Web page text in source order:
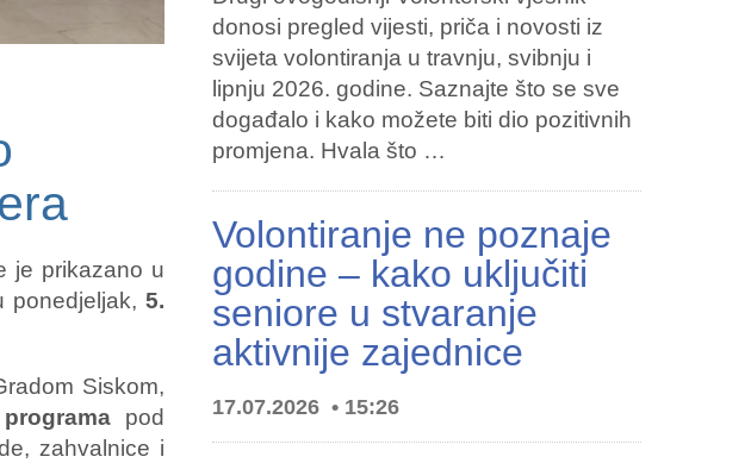
je prikazano u
ponedjeljak, 5.
Siskom,
pod
zahvalnice i
donosi pregled vijesti, priča i novosti iz
svijeta volontiranja u travnju, svibnju i
lipnju 2026. godine. Saznajte što se sve
događalo i kako možete biti dio pozitivnih
promjena. Hvala što …
Volontiranje ne poznaje
godine – kako uključiti
seniore u stvaranje
aktivnije zajednice
17.07.2026 15:26